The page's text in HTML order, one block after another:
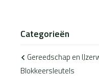
Categorieën
Gereedschap en
Blokkeersleutels